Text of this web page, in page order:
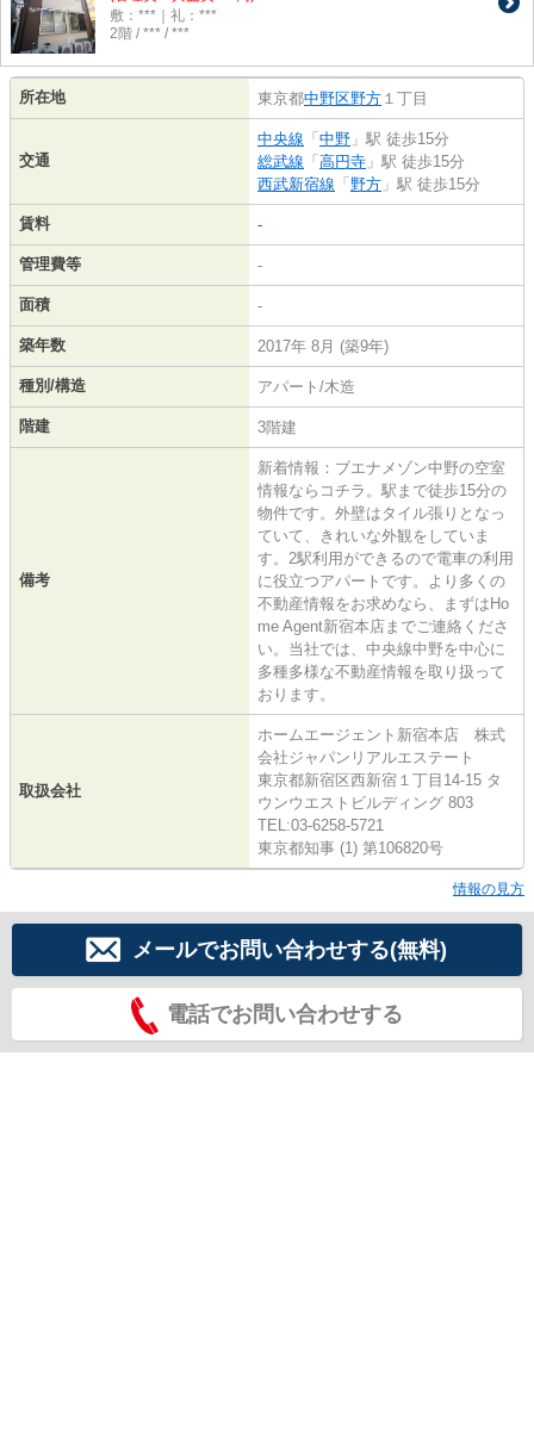
敷：***｜礼：***
2階 / *** / ***
所在地 東京都中野区野方 １丁目
交通
中央線 「 中野 」駅 徒歩15分
総武線 「 高円寺 」駅 徒歩15分
西武新宿線 「 野方 」駅 徒歩15分
賃料 -
管理費等 -
面積 -
築年数 2017年 8月 (築9年)
種別/構造 アパート/木造
階建 3階建
備考
新着情報：ブエナメゾン中野の空室
情報ならコチラ。駅まで徒歩15分の
物件です。外壁はタイル張りとなっ
ていて、きれいな外観をしていま
す。2駅利用ができるので電車の利用
に役立つアパートです。より多くの
不動産情報をお求めなら、まずはHo
me Agent新宿本店までご連絡くださ
い。当社では、中央線中野を中心に
多種多様な不動産情報を取り扱って
おります。
取扱会社
ホームエージェント新宿本店 株式
会社ジャパンリアルエステート
東京都新宿区西新宿１丁目14-15 タ
ウンウエストビルディング 803
TEL:03-6258-5721
東京都知事 (1) 第106820号
情報の見方
メールでお問い合わせする(無料)
電話でお問い合わせする